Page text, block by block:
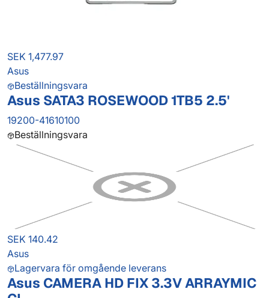
SEK 1,477.97
Asus
Beställningsvara
Asus SATA3 ROSEWOOD 1TB5 2.5'
19200-41610100
Beställningsvara
SEK 140.42
Asus
Lagervara för omgående leverans
Asus CAMERA HD FIX 3.3V ARRAYMIC